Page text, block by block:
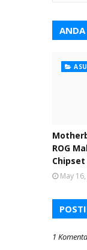
ROG
Chipset
May
1